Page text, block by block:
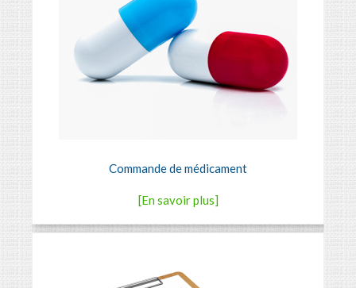
Commande de médicament
[En savoir plus]